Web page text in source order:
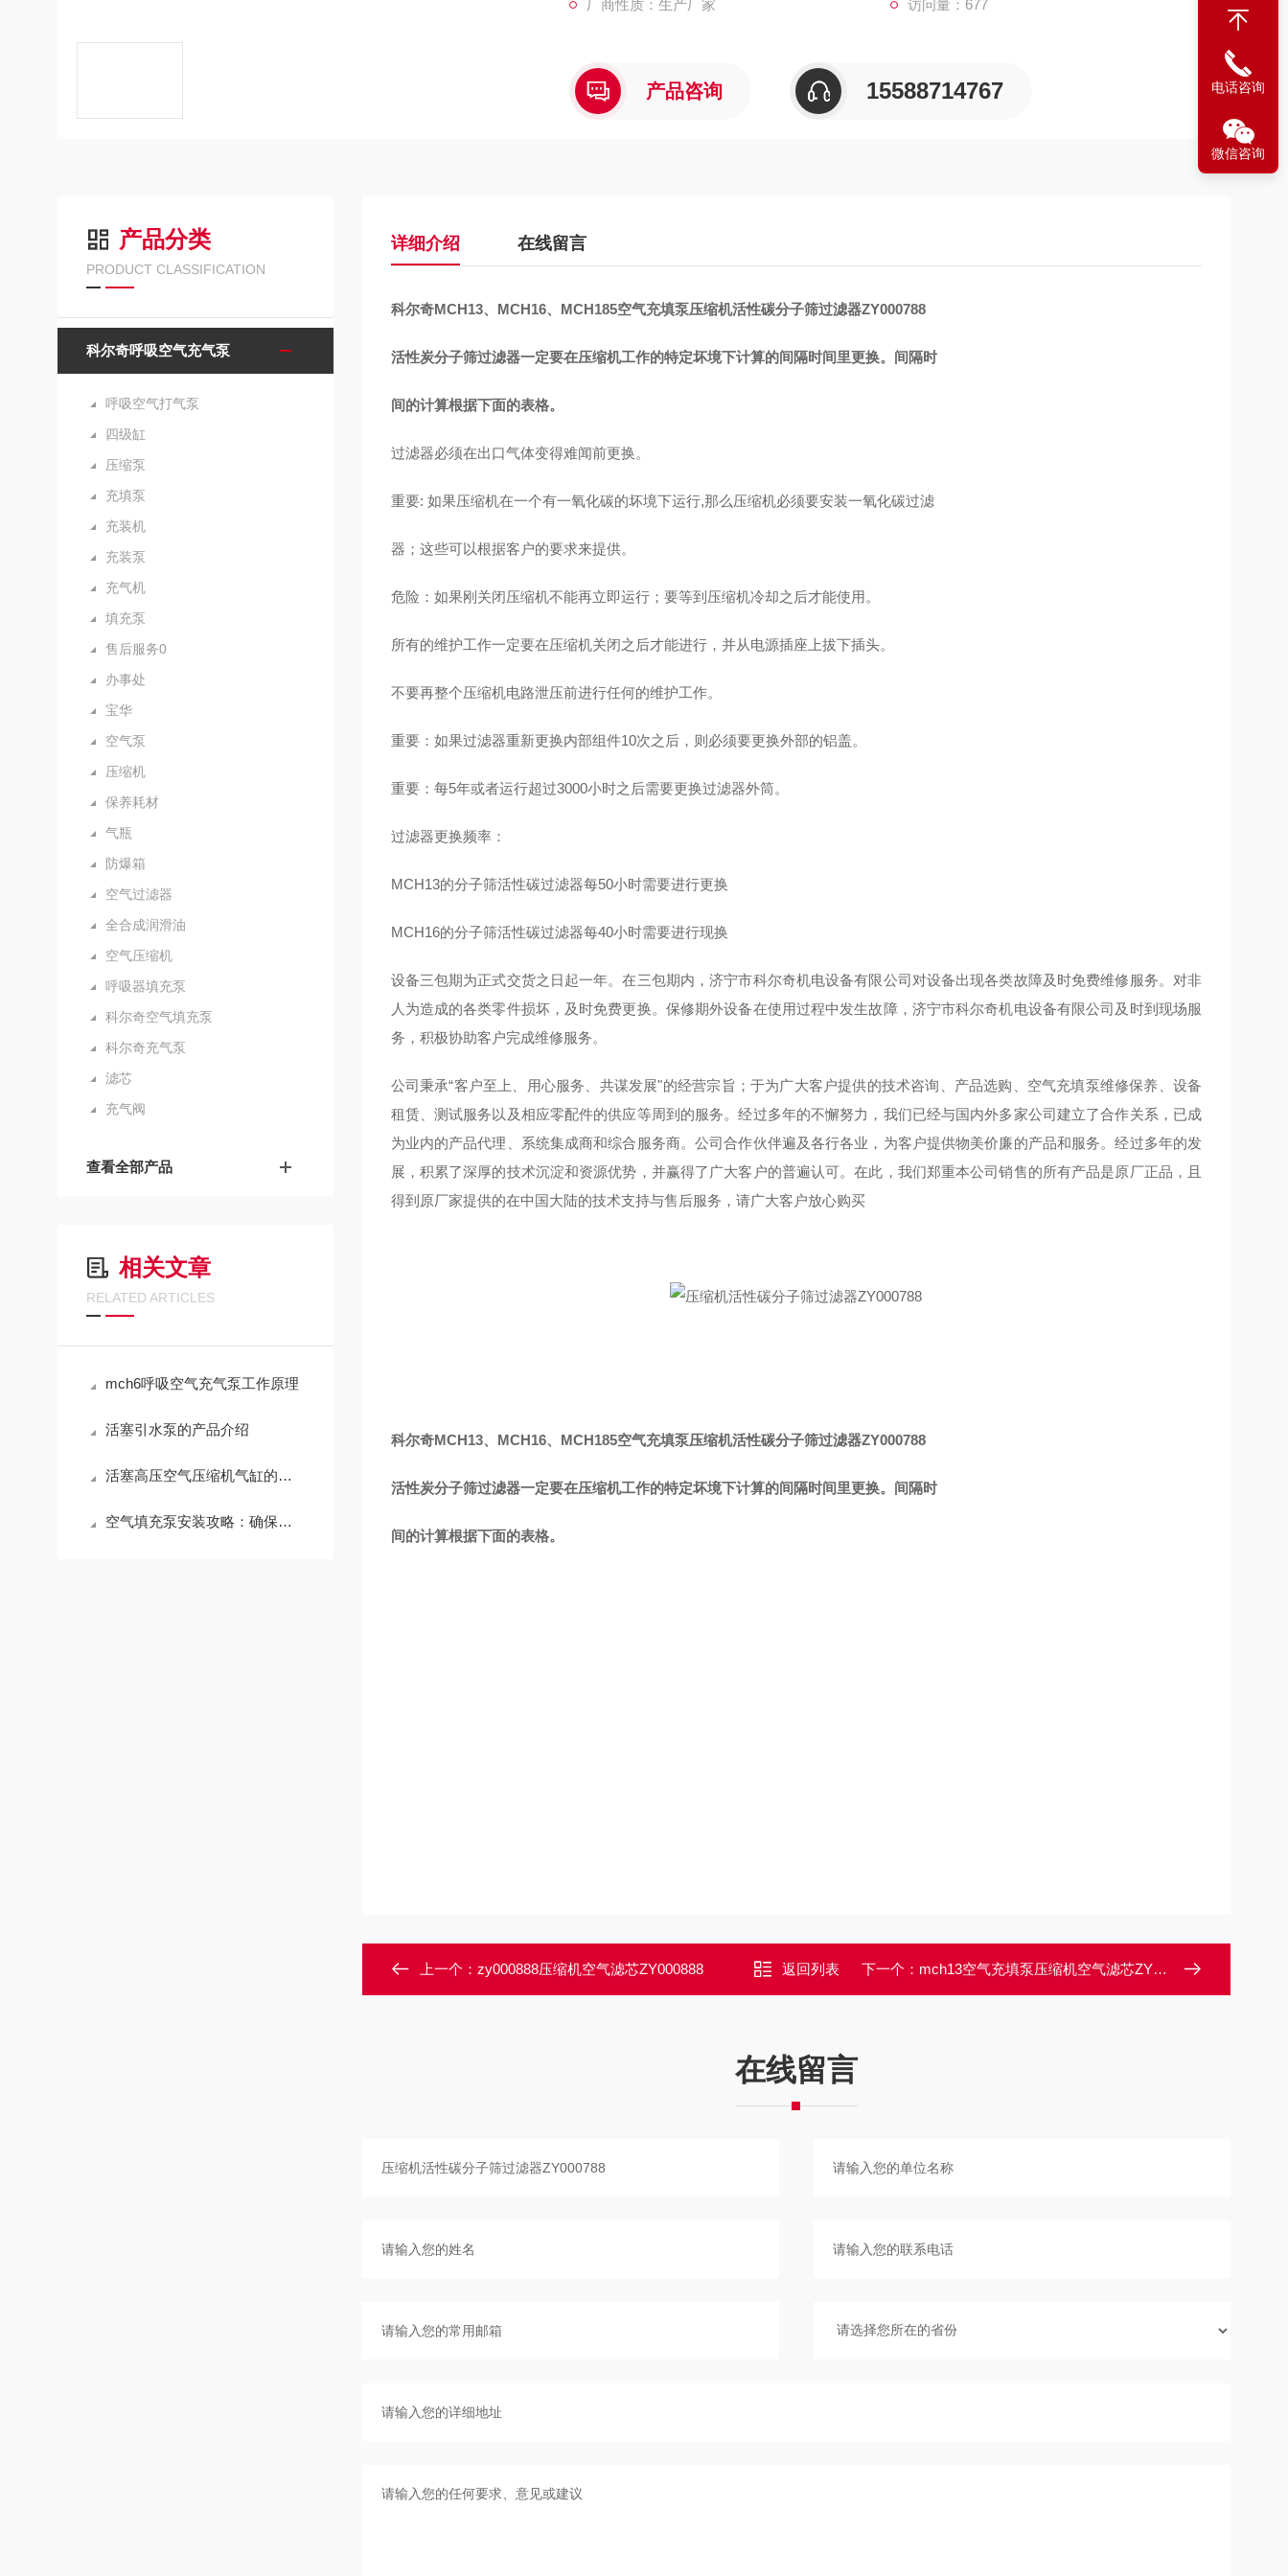
厂商性质：生产厂家 访问量：677
产品咨询 15588714767
产品分类
PRODUCT CLASSIFICATION
科尔奇呼吸空气充气泵
呼吸空气打气泵
四级缸
压缩泵
充填泵
充装机
充装泵
充气机
填充泵
售后服务0
办事处
宝华
空气泵
压缩机
保养耗材
气瓶
防爆箱
空气过滤器
全合成润滑油
空气压缩机
呼吸器填充泵
科尔奇空气填充泵
科尔奇充气泵
滤芯
充气阀
查看全部产品
相关文章
RELATED ARTICLES
mch6呼吸空气充气泵工作原理
活塞引水泵的产品介绍
活塞高压空气压缩机气缸的密封与连接
空气填充泵安装攻略：确保高效与安全的秘诀
详细介绍 在线留言
科尔奇MCH13、MCH16、MCH185空气充填泵压缩机活性碳分子筛过滤器ZY000788
活性炭分子筛过滤器一定要在压缩机工作的特定坏境下计算的间隔时间里更换。间隔时
间的计算根据下面的表格。
过滤器必须在出口气体变得难闻前更换。
重要: 如果压缩机在一个有一氧化碳的坏境下运行,那么压缩机必须要安装一氧化碳过滤
器；这些可以根据客户的要求来提供。
危险：如果刚关闭压缩机不能再立即运行；要等到压缩机冷却之后才能使用。
所有的维护工作一定要在压缩机关闭之后才能进行，并从电源插座上拔下插头。
不要再整个压缩机电路泄压前进行任何的维护工作。
重要：如果过滤器重新更换内部组件10次之后，则必须要更换外部的铝盖。
重要：每5年或者运行超过3000小时之后需要更换过滤器外筒。
过滤器更换频率：
MCH13的分子筛活性碳过滤器每50小时需要进行更换
MCH16的分子筛活性碳过滤器每40小时需要进行现换
设备三包期为正式交货之日起一年。在三包期内，济宁市科尔奇机电设备有限公司对设备出现各类故障及时免费维修服务。对非
人为造成的各类零件损坏，及时免费更换。保修期外设备在使用过程中发生故障，济宁市科尔奇机电设备有限公司及时到现场服
务，积极协助客户完成维修服务。
公司秉承“客户至上、用心服务、共谋发展"的经营宗旨；于为广大客户提供的技术咨询、产品选购、空气充填泵维修保养、设备
租赁、测试服务以及相应零配件的供应等周到的服务。经过多年的不懈努力，我们已经与国内外多家公司建立了合作关系，已成
为业内的产品代理、系统集成商和综合服务商。公司合作伙伴遍及各行各业，为客户提供物美价廉的产品和服务。经过多年的发
展，积累了深厚的技术沉淀和资源优势，并赢得了广大客户的普遍认可。在此，我们郑重本公司销售的所有产品是原厂正品，且
得到原厂家提供的在中国大陆的技术支持与售后服务，请广大客户放心购买
科尔奇MCH13、MCH16、MCH185空气充填泵压缩机活性碳分子筛过滤器ZY000788
活性炭分子筛过滤器一定要在压缩机工作的特定坏境下计算的间隔时间里更换。间隔时
间的计算根据下面的表格。
上一个： zy000888压缩机空气滤芯ZY000888 返回列表 下一个： mch13空气充填泵压缩机空气滤芯ZY000888
在线留言
电话咨询
微信咨询